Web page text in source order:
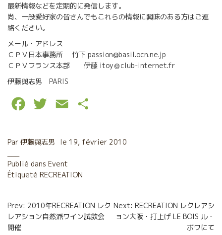
最新情報などを定期的に発信します。
尚、一般愛好家の皆さんでもこれらの情報に興味のある方はご連
絡ください。
メール・アドレス
ＣＰＶ日本事務所 竹下 passion@basil.ocn.ne.jp
ＣＰＶフランス本部 伊藤 itoy＠club-internet.fr
伊藤與志男 PARIS
c
b
o
i
t
r
a
l
r
e
Par 伊藤與志男 le 19, février 2010
Publié dans Event
Étiqueté RECREATION
Navigation
de
Prev: 2010年RECREATION レク
レアション自然派ワイン試飲会
開催
Next: RECREATION レクレアシ
ョン大阪・打上げ LE BOIS ル・
ボワにて